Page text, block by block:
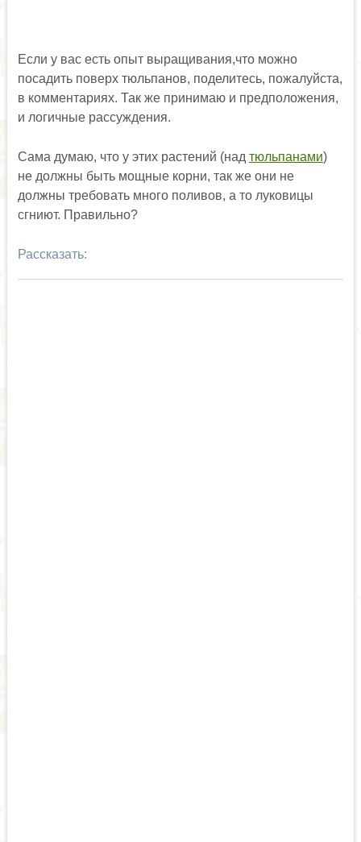
Если у вас есть опыт выращивания,что можно
посадить поверх тюльпанов, поделитесь, пожалуйста,
в комментариях. Так же принимаю и предположения,
и логичные рассуждения.
Сама думаю, что у этих растений (над тюльпанами)
не должны быть мощные корни, так же они не
должны требовать много поливов, а то луковицы
сгниют. Правильно?
Рассказать: